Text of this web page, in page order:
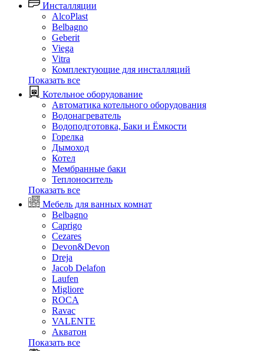
Инсталляции
AlcoPlast
Belbagno
Geberit
Viega
Vitra
Комплектующие для инсталляций
Показать все
Котельное оборудование
Автоматика котельного оборудования
Водонагреватель
Водоподготовка, Баки и Ёмкости
Горелка
Дымоход
Котел
Мембранные баки
Теплоноситель
Показать все
Мебель для ванных комнат
Belbagno
Caprigo
Cezares
Devon&Devon
Dreja
Jacob Delafon
Laufen
Migliore
ROCA
Rаvac
VALENTE
Акватон
Показать все